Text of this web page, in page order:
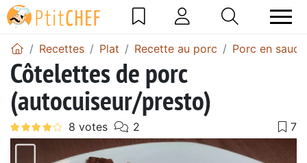
Recettes Plat Recette au porc Porc en sauce
Côtelettes de porc
(autocuiseur/presto)